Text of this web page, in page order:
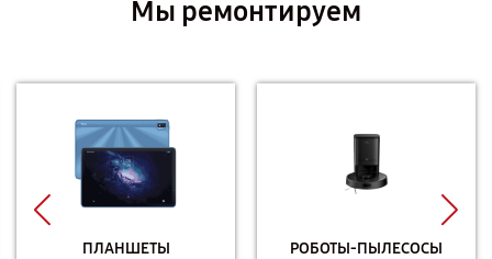
Мы ремонтируем
ПЛАНШЕТЫ РОБОТЫ-ПЫЛЕСОСЫ